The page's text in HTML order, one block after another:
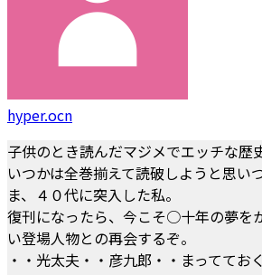
hyper.ocn
子供のとき読んだマジメでエッチな歴
いつかは全巻揃えて読破しようと思い
ま、４０代に突入した私。
復刊になったら、今こそ○十年の夢を
い登場人物との再会するぞ。
・・光太夫・・彦九郎・・まっててお